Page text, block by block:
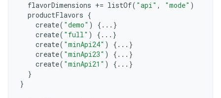
flavorDimensions += listOf( "api" , "mode" )
productFlavors {
create( "demo" )
{...}
create( "full" )
{...}
create( "minApi24" )
{...}
create( "minApi23" )
{...}
create( "minApi21" )
{...}
}
}